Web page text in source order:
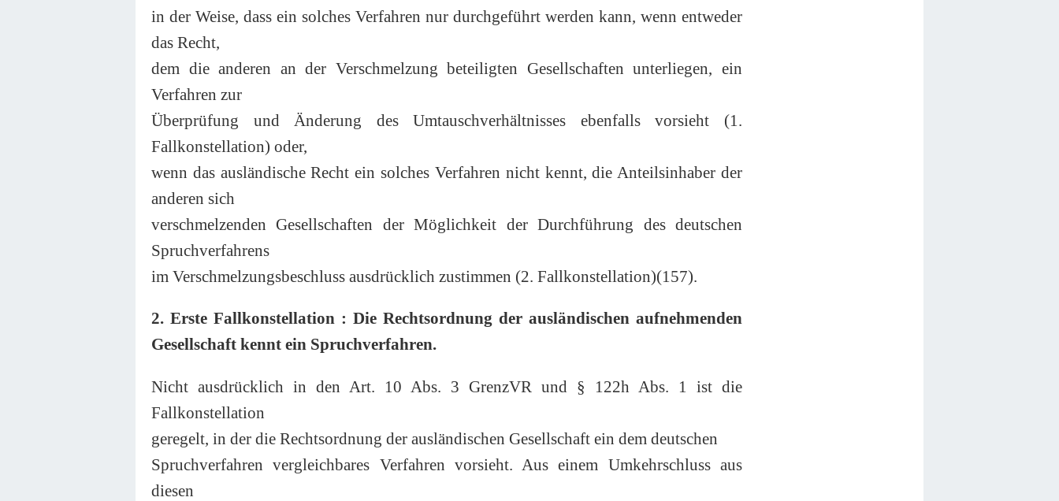
in der Weise, dass ein solches Verfahren nur durchgeführt werden kann, wenn entweder
das Recht,
dem die anderen an der Verschmelzung beteiligten Gesellschaften unterliegen, ein
Verfahren zur
Überprüfung und Änderung des Umtauschverhältnisses ebenfalls vorsieht (1.
Fallkonstellation) oder,
wenn das ausländische Recht ein solches Verfahren nicht kennt, die Anteilsinhaber der
anderen sich
verschmelzenden Gesellschaften der Möglichkeit der Durchführung des deutschen
Spruchverfahrens
im Verschmelzungsbeschluss ausdrücklich zustimmen (2. Fallkonstellation)(157).
2. Erste Fallkonstellation : Die Rechtsordnung der ausländischen aufnehmenden
Gesellschaft kennt ein Spruchverfahren.
Nicht ausdrücklich in den Art. 10 Abs. 3 GrenzVR und § 122h Abs. 1 ist die
Fallkonstellation
geregelt, in der die Rechtsordnung der ausländischen Gesellschaft ein dem deutschen
Spruchverfahren vergleichbares Verfahren vorsieht. Aus einem Umkehrschluss aus
diesen